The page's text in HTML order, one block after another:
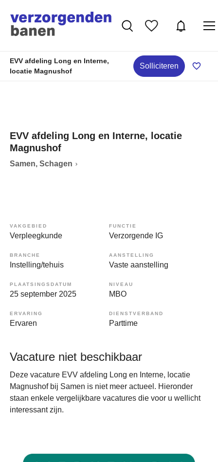
EVV afdeling Long en Interne,
locatie Magnushof
Solliciteren
EVV afdeling Long en Interne, locatie
Magnushof
Samen, Schagen
VAKGEBIED
Verpleegkunde
FUNCTIE
Verzorgende IG
BRANCHE
Instelling/tehuis
AANSTELLING
Vaste aanstelling
PLAATSINGSDATUM
25 september 2025
NIVEAU
MBO
ERVARING
Ervaren
DIENSTVERBAND
Parttime
Vacature niet beschikbaar
Deze vacature EVV afdeling Long en Interne, locatie
Magnushof bij Samen is niet meer actueel. Hieronder
staan enkele vergelijkbare vacatures die voor u wellicht
interessant zijn.